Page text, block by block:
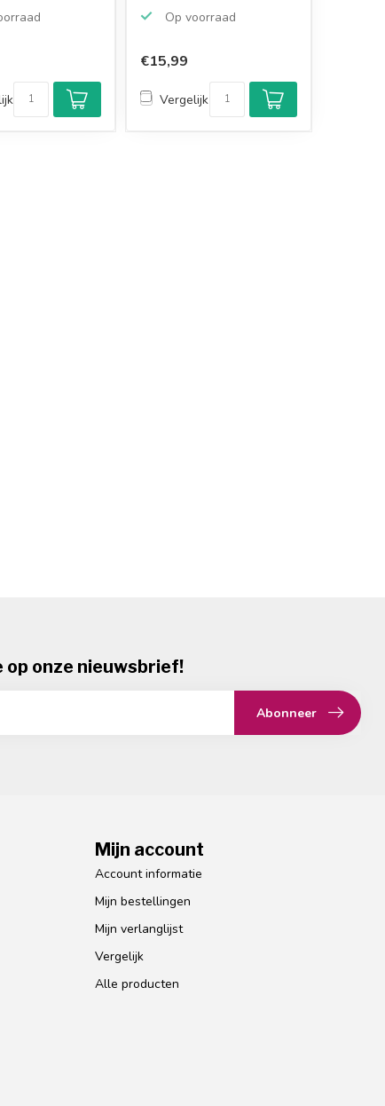
Op voorraad
Klantenbeoordeling
9,2/10
Achteraf betalen
mogelijk
€15,99
Vergelijk
op onze nieuwsbrief!
Abonneer
Mijn account
Account informatie
Mijn bestellingen
Mijn verlanglijst
Vergelijk
Alle producten